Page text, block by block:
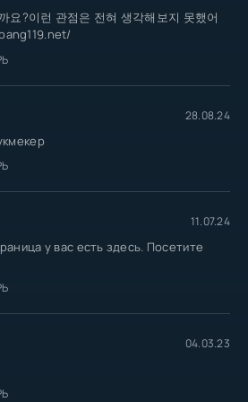
요?이런 관점은 전혀 생각해보지 못했어
28.08.24
11.07.24
у вас есть здесь. Посетите
04.03.23